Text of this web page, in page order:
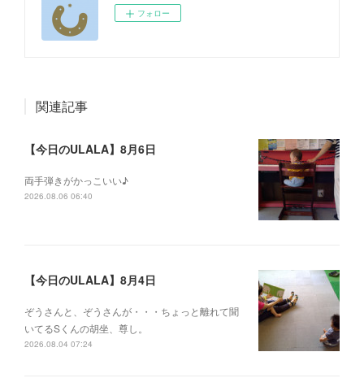
フォロー
関連記事
【今日のULALA】8月6日
両手弾きがかっこいい♪
2026.08.06 06:40
【今日のULALA】8月4日
ぞうさんと、ぞうさんが・・・ちょっと離れて聞
いてるSくんの胡坐、尊し。
2026.08.04 07:24